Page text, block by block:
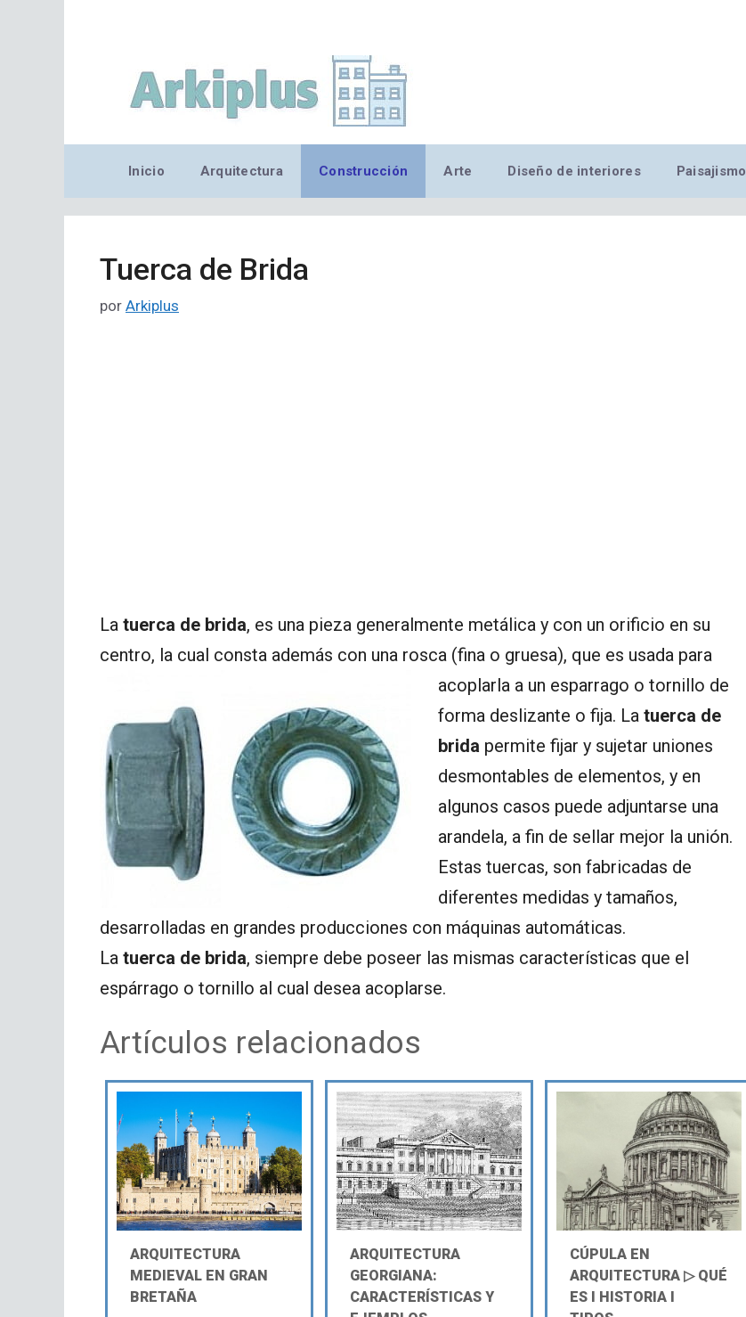
Inicio Arquitectura Construcción Arte Diseño de interiores Paisajismo
Tuerca de Brida
por Arkiplus
La tuerca de brida, es una pieza generalmente metálica y con un orificio en su
centro, la cual consta además con una rosca (fina o gruesa), que es usada para
acoplarla a un esparrago o tornillo de
forma deslizante o fija. La tuerca de
brida permite fijar y sujetar uniones
desmontables de elementos, y en
algunos casos puede adjuntarse una
arandela, a fin de sellar mejor la unión.
Estas tuercas, son fabricadas de
diferentes medidas y tamaños,
desarrolladas en grandes producciones con máquinas automáticas.
La tuerca de brida, siempre debe poseer las mismas características que el
espárrago o tornillo al cual desea acoplarse.
Artículos relacionados
ARQUITECTURA
MEDIEVAL EN GRAN
BRETAÑA
ARQUITECTURA
GEORGIANA:
CARACTERÍSTICAS Y
CÚPULA EN
ARQUITECTURA ▷ QUÉ
ES Ι HISTORIA Ι